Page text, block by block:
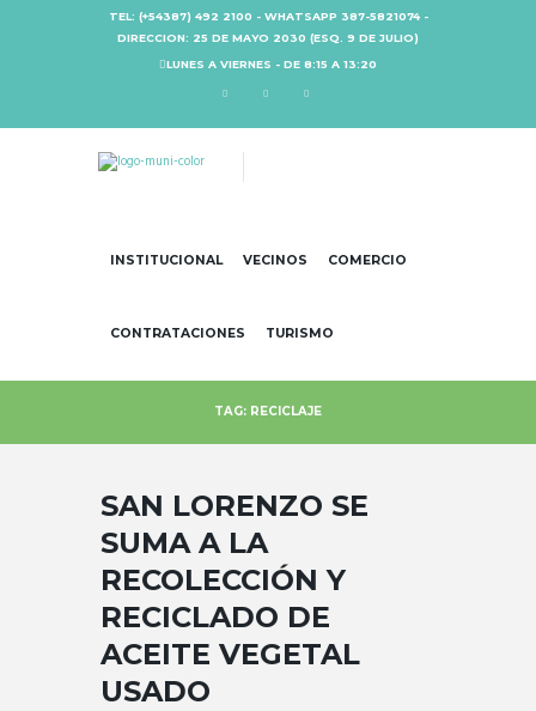
TEL: (+54387) 492 2100 - WHATSAPP 387-5821074 -
DIRECCION: 25 DE MAYO 2030 (ESQ. 9 DE JULIO)
LUNES A VIERNES - DE 8:15 A 13:20
INSTITUCIONAL VECINOS COMERCIO
CONTRATACIONES TURISMO
TAG: RECICLAJE
SAN LORENZO SE
SUMA A LA
RECOLECCIÓN Y
RECICLADO DE
ACEITE VEGETAL
USADO